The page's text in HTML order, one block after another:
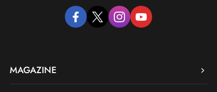
facebooktwitter instagramyoutube
MAGAZINE